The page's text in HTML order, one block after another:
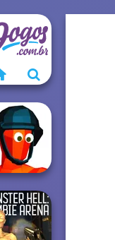
Shooter